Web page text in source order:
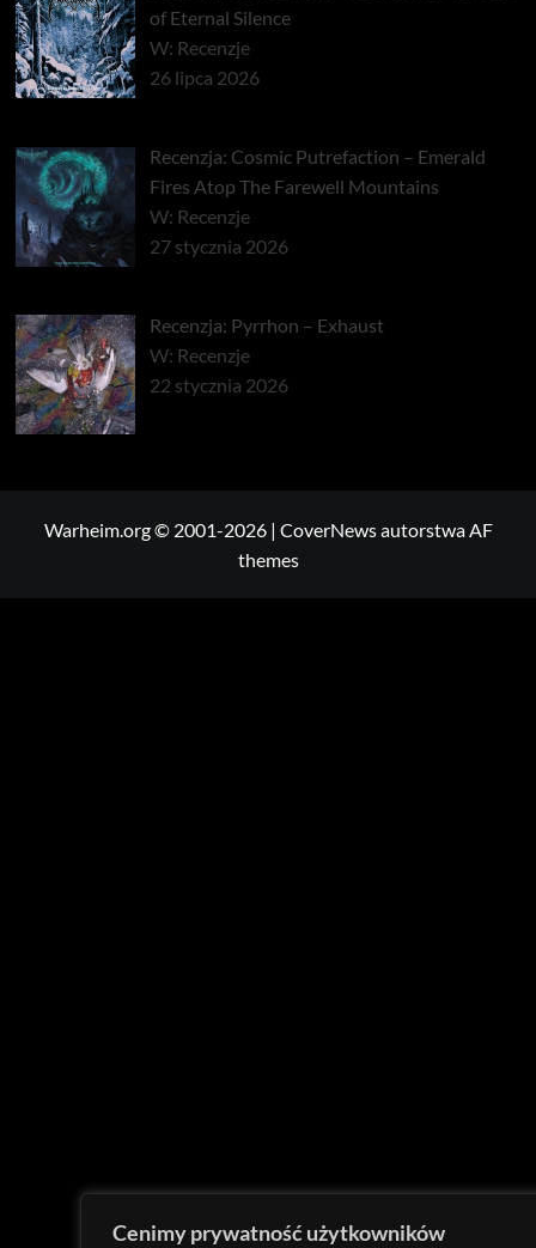
Cenimy prywatność użytkowników
of Eternal Silence
W: Recenzje
26 lipca 2026
Recenzja: Cosmic Putrefaction – Emerald
Fires Atop The Farewell Mountains
W: Recenzje
27 stycznia 2026
Recenzja: Pyrrhon – Exhaust
W: Recenzje
22 stycznia 2026
Warheim.org © 2001-2026 | CoverNewsautorstwa AF
themes